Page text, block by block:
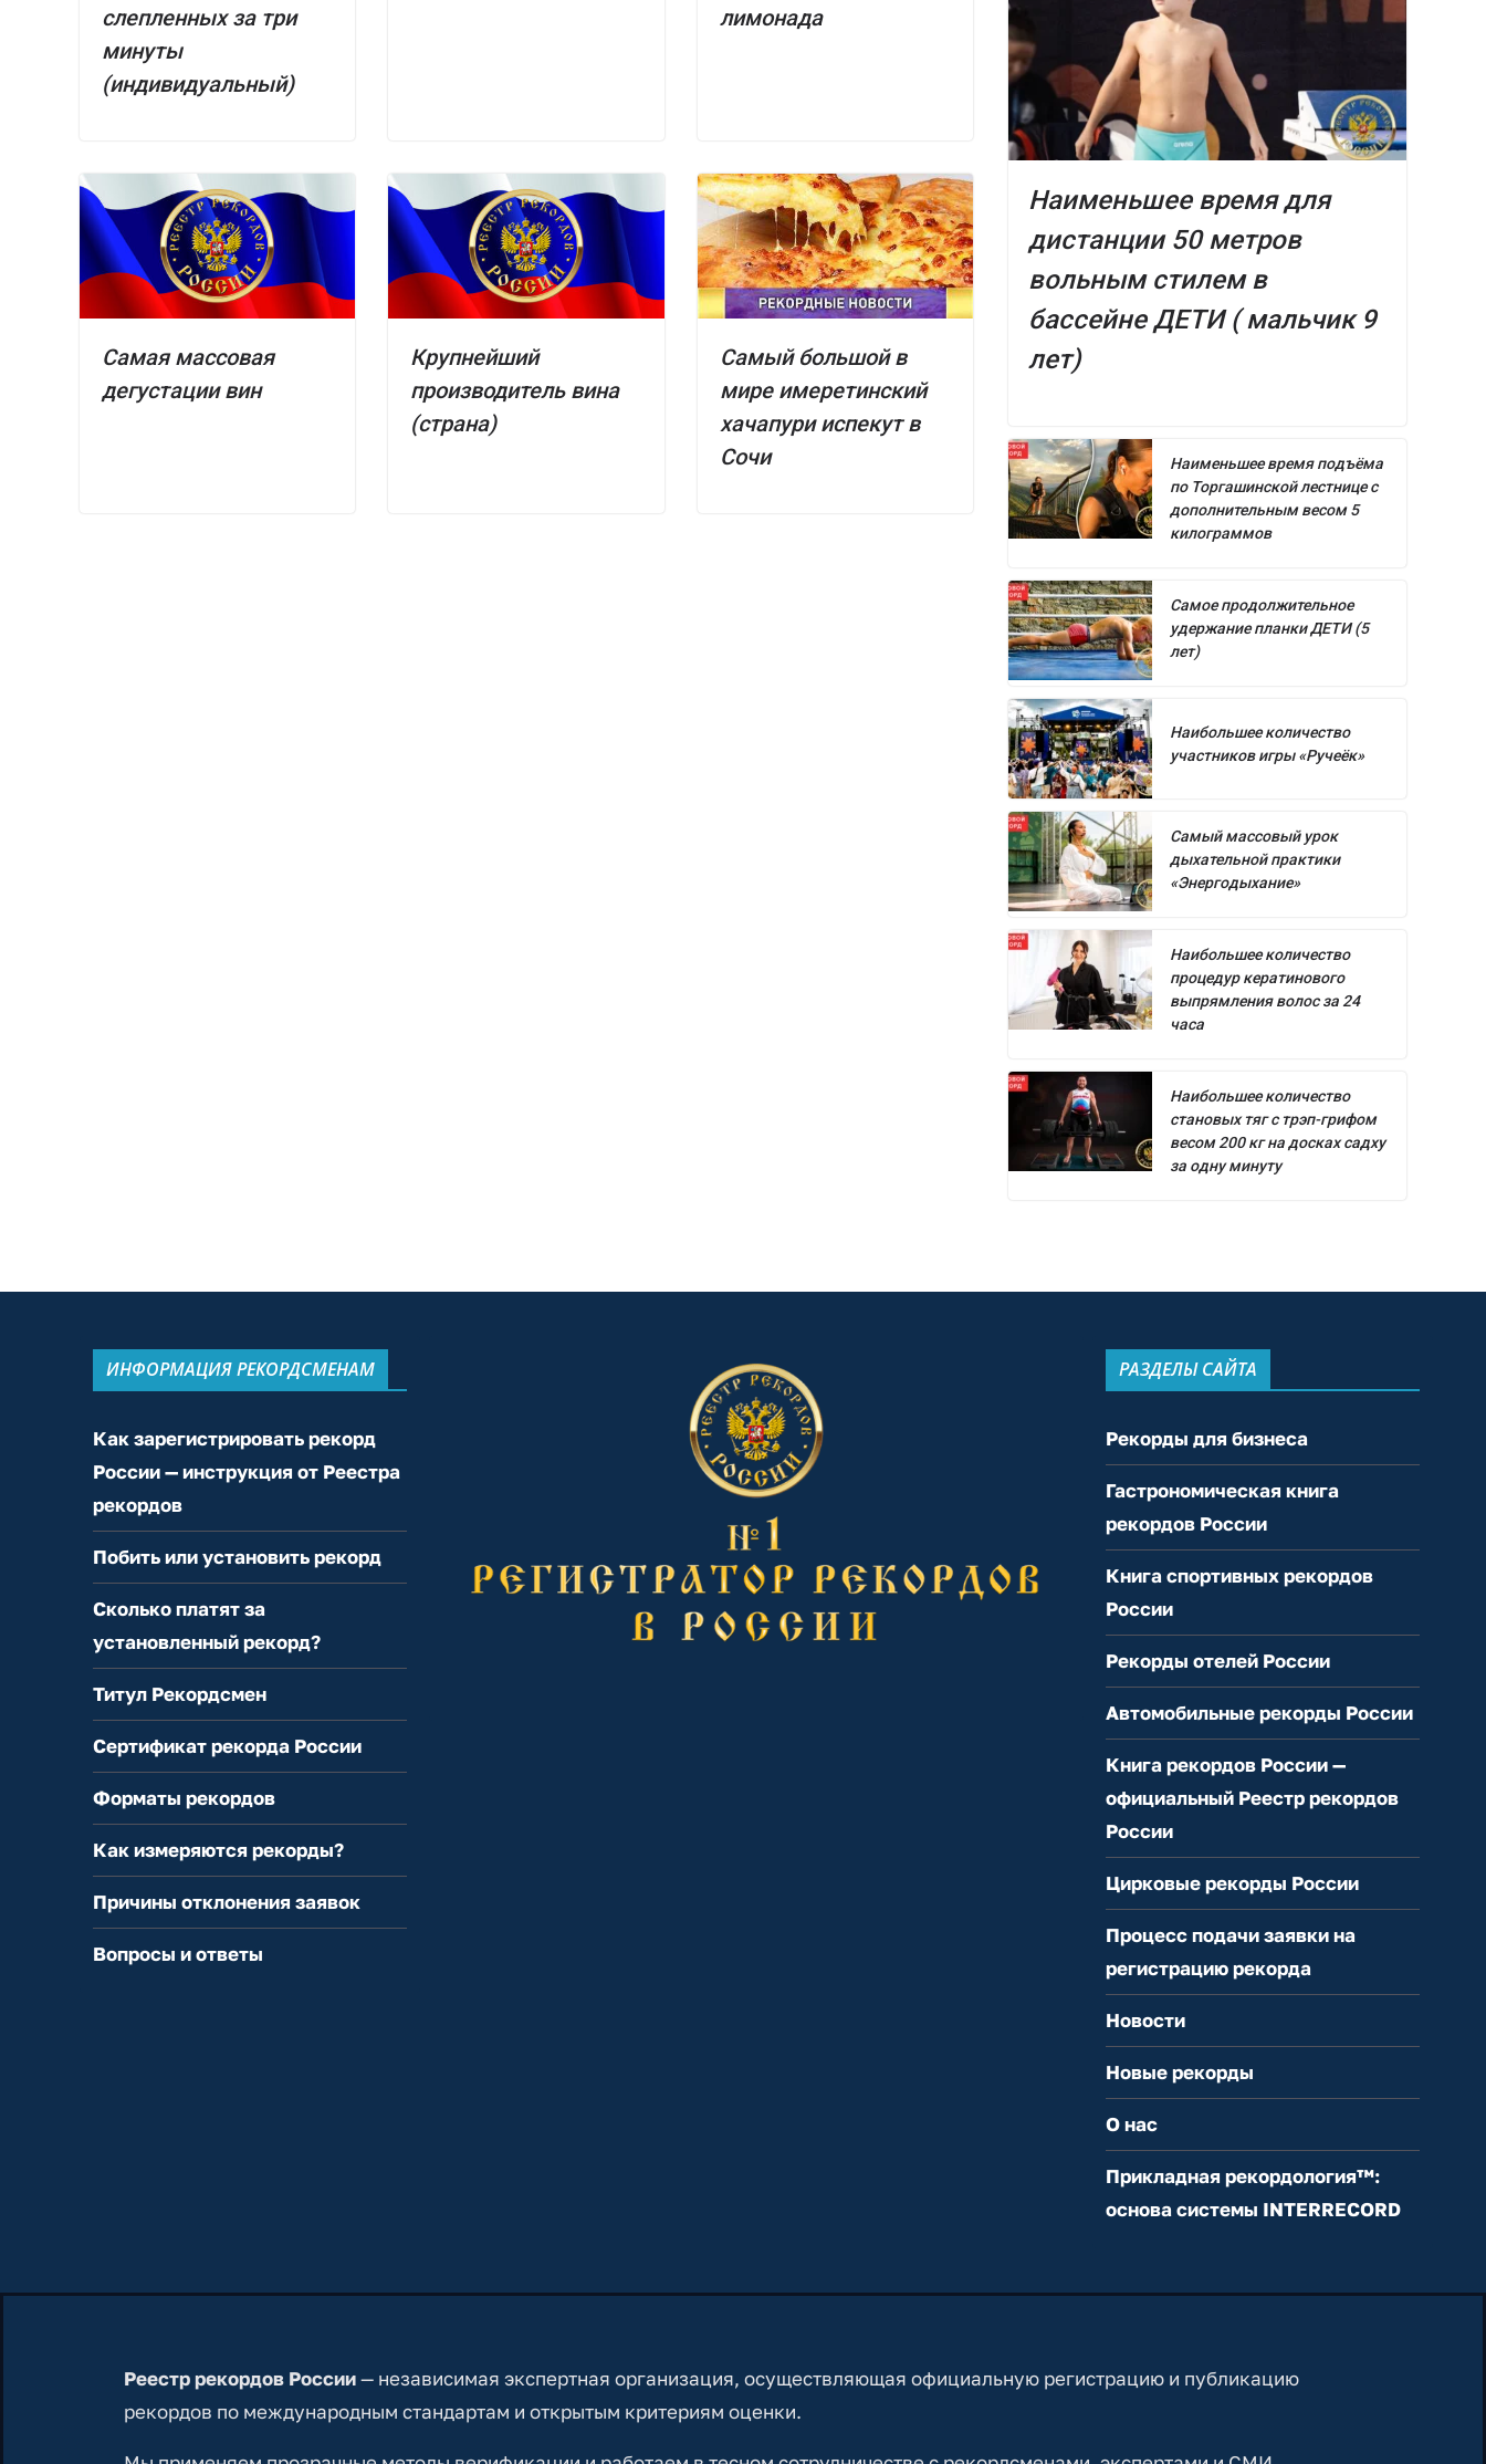
слепленных за три
минуты
(индивидуальный)
лимонада
Самая массовая
дегустации вин
Крупнейший
производитель вина
(страна)
Самый большой в
мире имеретинский
хачапури испекут в
Сочи
Наименьшее время для
дистанции 50 метров
вольным стилем в
бассейне ДЕТИ ( мальчик 9
лет)
Наименьшее время подъёма
по Торгашинской лестнице с
дополнительным весом 5
килограммов
Самое продолжительное
удержание планки ДЕТИ (5
лет)
Наибольшее количество
участников игры «Ручеёк»
Самый массовый урок
дыхательной практики
«Энергодыхание»
Наибольшее количество
процедур кератинового
выпрямления волос за 24
часа
Наибольшее количество
становых тяг с трэп-грифом
весом 200 кг на досках садху
за одну минуту
ИНФОРМАЦИЯ РЕКОРДСМЕНАМ
Как зарегистрировать рекорд
России — инструкция от Реестра
рекордов
Побить или установить рекорд
Сколько платят за
установленный рекорд?
Титул Рекордсмен
Сертификат рекорда России
Форматы рекордов
Как измеряются рекорды?
Причины отклонения заявок
Вопросы и ответы
РАЗДЕЛЫ САЙТА
Рекорды для бизнеса
Гастрономическая книга
рекордов России
Книга спортивных рекордов
России
Рекорды отелей России
Автомобильные рекорды России
Книга рекордов России —
официальный Реестр рекордов
России
Цирковые рекорды России
Процесс подачи заявки на
регистрацию рекорда
Новости
Новые рекорды
О нас
Прикладная рекордология™:
основа системы INTERRECORD
Реестр рекордов России— независимая экспертная организация, осуществляющая официальную регистрацию и публикацию
рекордов по международным стандартам и открытым критериям оценки.